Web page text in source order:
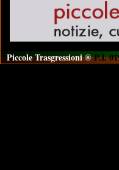
Piccole Trasgressioni ®P.I.